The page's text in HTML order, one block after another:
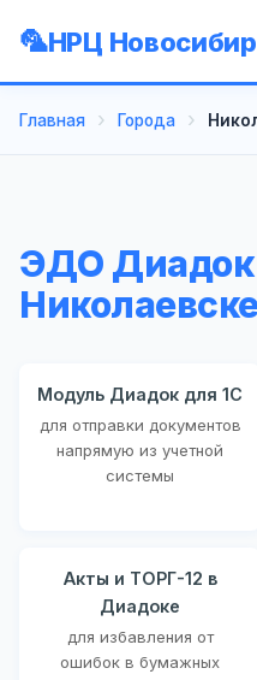
НРЦ
Главная Города
ЭДО Диадок
Модуль Диадок для 1С
для отправки документов
напрямую из учетной
системы
Акты и ТОРГ-12 в
Диадоке
для избавления от
ошибок в бумажных